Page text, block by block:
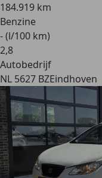
184.919 km
Benzine
- (l/100 km)
2,8
Autobedrijf
NL 5627 BZEindhoven